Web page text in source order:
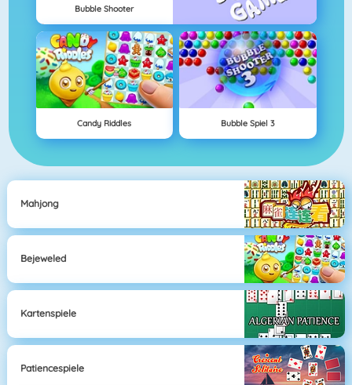
Bubble Shooter
Candy Riddles Bubble Spiel 3
Mahjong
Bejeweled
Kartenspiele
Patiencespiele